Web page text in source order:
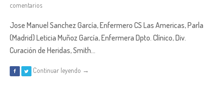
comentarios
Jose Manuel Sanchez García, Enfermero CS Las Americas, Parla
(Madrid) Leticia Muñoz García, Enfermera Dpto. Clínico, Div.
Curación de Heridas, Smith…
Continuar leyendo →